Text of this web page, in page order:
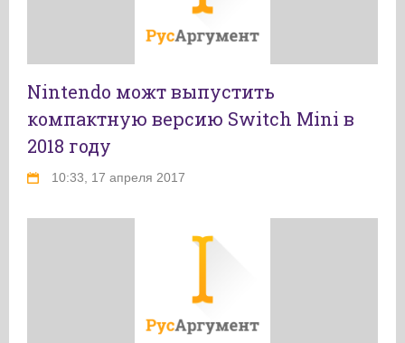
Nintendo можт выпустить
компактную версию Switch Mini в
2018 году
10:33, 17 апреля 2017